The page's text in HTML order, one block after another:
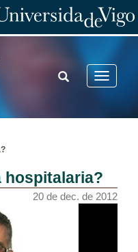
Toggle
TOGGLE
SEARCH
hospitalaria?
20 de dec. de 2012